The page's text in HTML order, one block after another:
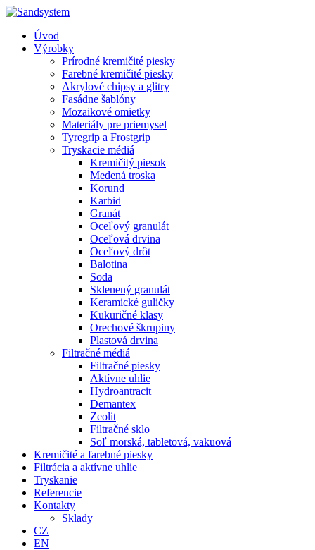
Úvod
Výrobky
Prírodné kremičité piesky
Farebné kremičité piesky
Akrylové chipsy a glitry
Fasádne šablóny
Mozaikové omietky
Materiály pre priemysel
Tyregrip a Frostgrip
Tryskacie médiá
Kremičitý piesok
Medená troska
Korund
Karbid
Granát
Oceľový granulát
Oceľová drvina
Oceľový drôt
Balotina
Soda
Sklenený granulát
Keramické guličky
Kukuričné klasy
Orechové škrupiny
Plastová drvina
Filtračné médiá
Filtračné piesky
Aktívne uhlie
Hydroantracit
Demantex
Zeolit
Filtračné sklo
Soľ morská, tabletová, vakuová
Kremičité a farebné piesky
Filtrácia a aktívne uhlie
Tryskanie
Referencie
Kontakty
Sklady
CZ
EN